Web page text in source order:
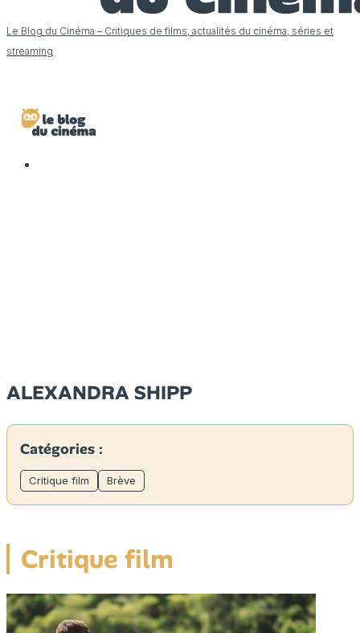
Le Blog du Cinéma – Critiques de films, actualités du cinéma, séries et
streaming
ALEXANDRA SHIPP
Catégories :
Critique film Brève
Critique film